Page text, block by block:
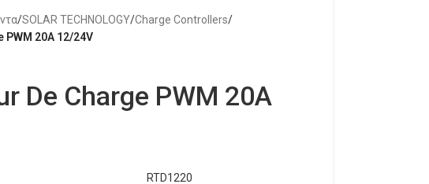
/SOLAR TECHNOLOGY/Charge Controllers/
PWM 20A 12/24V
De Charge PWM 20A
RTD1220